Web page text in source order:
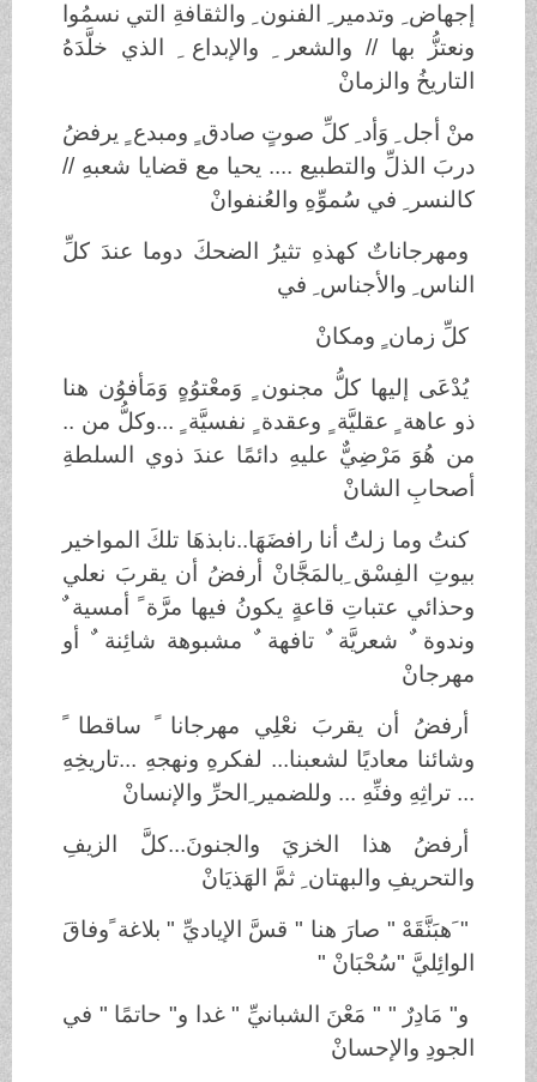
إجهاض ِ وتدمير ِ الفنون ِ والثقافةِ التي نسمُوا
ونعتزُّ بها // والشعر ِ والإبداع ِ الذي خلَّدَهُ
التاريخُ والزمانْ
منْ أجل ِ وَأد ِ كلِّ صوتٍ صادق ٍ ومبدع ٍ يرفضُ
دربَ الذلِّ والتطبيع .... يحيا مع قضايا شعبهِ //
كالنسر ِ في سُموِّهِ والعُنفوانْ
ومهرجاناتٌ كهذهِ تثيرُ الضحكَ دوما عندَ كلِّ
الناس ِ والأجناس ِ في
كلِّ زمان ٍ ومكانْ
يُدْعَى إليها كلُّ مجنون ٍ وَمعْتوُهٍ وَمَأفوُن هنا
ذو عاهة ٍ عقليَّة ٍ وعقدة ٍ نفسيَّة ٍ ...وكلُّ من ..
من هُوَ مَرْضِيٌّ عليهِ دائمًا عندَ ذوي السلطةِ
أصحابِ الشانْ
كنتُ وما زلتَُ أنا رافضَهَا..نابذهَا تلكَ المواخير
بيوتِ الفِسْق ِبالمَجَّانْ أرفضُ أن يقربَ نعلي
وحذائي عتباتِ قاعةٍ يكونُ فيها مرَّة ً أمسية ٌ
وندوة ٌ شعريَّة ٌ تافهة ٌ مشبوهة شائِنة ٌ أو
مهرجانْ
أرفضُ أن يقربَ نعْلِي مهرجانا ً ساقطا ً
وشائنا معاديًا لشعبنا... لفكرهِ ونهجهِ ...تاريخِهِ
... تراثِهِ وفنِّهِ ... وللضمير ِالحرِّ والإنسانْ
أرفضُ هذا الخزيَ والجنونَ...كلَّ الزيفِ
والتحريفِ والبهتان ِ ثمَّ الهَذيَانْ
" َهبَنَّقَهْ " صارَ هنا " قسَّ الإياديِّ " بلاغة ًوفاقَ
الوائِليَّ "سُحْبَانْ "
و" مَادِرٌ " " مَعْنَ الشبانيِّ " غدا و" حاتمًا " في
الجودِ والإحسانْ